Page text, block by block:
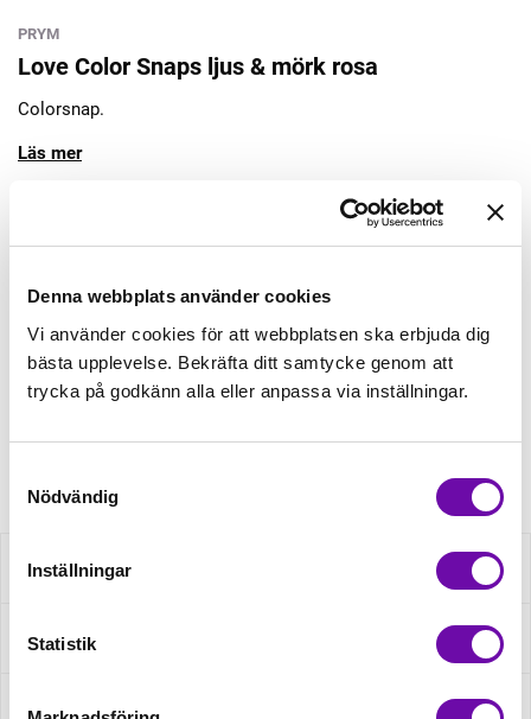
Denna webbplats använder cookies
Vi använder cookies för att webbplatsen ska erbjuda dig
bästa upplevelse. Bekräfta ditt samtycke genom att
trycka på godkänn alla eller anpassa via inställningar.
Nödvändig
Inställningar
Statistik
PRYM
Love Color Snaps ljus & mörk rosa
Colorsnap.
Läs mer
Lägg till varukorgen
Finns i lager
Minsta beställning: 1 st
Beskrivning
Fråga om produkt
Recensioner